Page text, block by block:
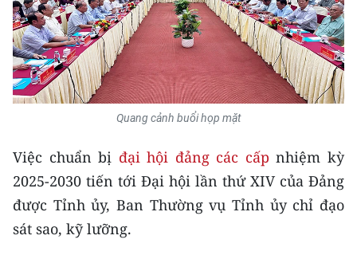
Nguyên
Đông Nam Bộ
Đồng bằng sông Cửu Long
Chuyên trang Hà Nội
Chuyên trang TP. Hồ Chí Minh
CHUYÊN ĐỀ
CÁC CHUYÊN TRANG
Quang cảnh buổi họp mặt
Việc chuẩn bị đại hội đảng các cấp nhiệm kỳ
2025-2030 tiến tới Đại hội lần thứ XIV của Đảng
được Tỉnh ủy, Ban Thường vụ Tỉnh ủy chỉ đạo
sát sao, kỹ lưỡng.